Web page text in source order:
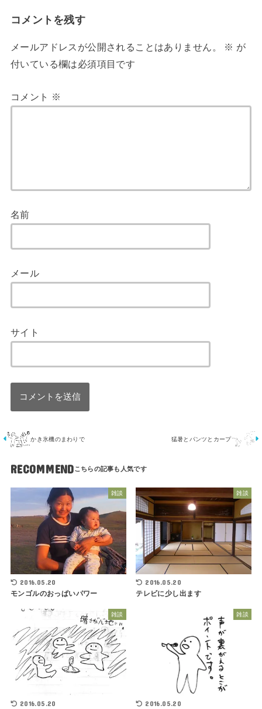
コメントを残す
メールアドレスが公開されることはありません。 ※ が
付いている欄は必須項目です
コメント ※
名前
メール
サイト
かき氷機のまわりで 猛暑とパンツとカープ
RECOMMEND
雑談
2016.05.20
モンゴルのおっぱいパワー
雑談
2016.05.20
テレビに少し出ます
雑談
2016.05.20
雑談
2016.05.20